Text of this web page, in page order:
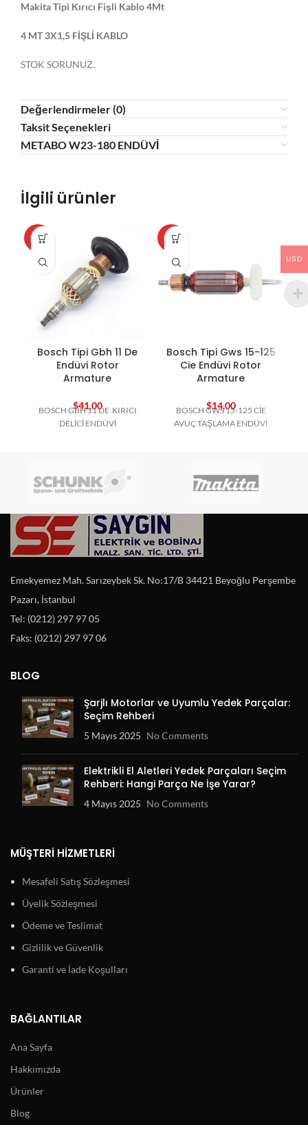
Makita Tipi Kırıcı Fişli Kablo 4Mt
4 MT 3X1,5 FİŞLİ KABLO
STOK SORUNUZ.
Değerlendirmeler (0)
Taksit Seçenekleri
METABO W23-180 ENDÜVİ
İlgili ürünler
HOT
Bosch Tipi Gbh 11 De
Endüvi Rotor
Armature
$41,00
BOSCH GBH 11 DE KIRICI
DELİCİ ENDÜVİ
HOT
Bosch Tipi Gws 15-125
Cie Endüvi Rotor
Armature
$14,00
BOSCH GWS 15-125 CİE
AVUÇ TAŞLAMA ENDÜVİ
Emekyemez Mah. Sarızeybek Sk. No:17/B 34421 Beyoğlu Perşembe
Pazarı, İstanbul
Tel: (0212) 297 97 05
Faks: (0212) 297 97 06
BLOG
Şarjlı Motorlar ve Uyumlu Yedek Parçalar:
Seçim Rehberi
5 Mayıs 2025 No Comments
Elektrikli El Aletleri Yedek Parçaları Seçim
Rehberi: Hangi Parça Ne İşe Yarar?
4 Mayıs 2025 No Comments
MÜŞTERI HIZMETLERI
Mesafeli Satış Sözleşmesi
Üyelik Sözleşmesi
Ödeme ve Teslimat
Gizlilik ve Güvenlik
Garanti ve İade Koşulları
BAĞLANTILAR
Ana Sayfa
Hakkımızda
Ürünler
Blog
USD